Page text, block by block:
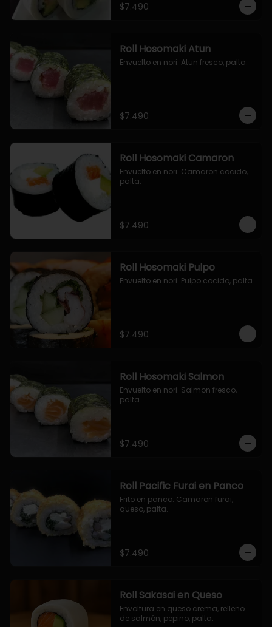
$7.490
Roll Hosomaki Atun
Envuelto en nori. Atun fresco, palta.
$7.490
Roll Hosomaki Camaron
Envuelto en nori. Camaron cocido,
palta.
$7.490
Roll Hosomaki Pulpo
Envuelto en nori. Pulpo cocido, palta.
$7.490
Roll Hosomaki Salmon
Envuelto en nori. Salmon fresco,
palta.
$7.490
Roll Pacific Furai en Panco
Frito en panco. Camaron furai,
queso, palta.
$7.490
Roll Sakasai en Queso
Envoltura en queso crema, relleno
de salmón, pepino, palta.